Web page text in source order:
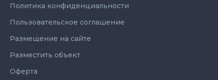
Политика конфиденциальности
Пользовательское соглашение
Размещение на сайте
Разместить объект
Оферта